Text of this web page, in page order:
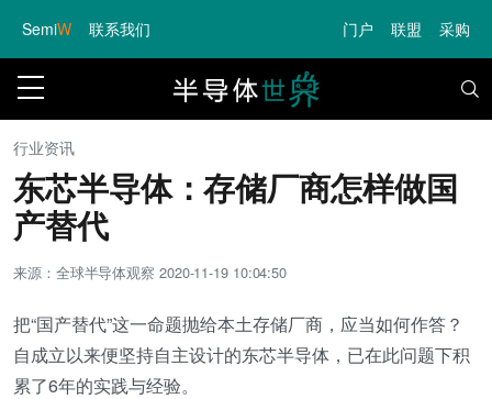
SemiW 联系我们 门户 联盟 采购
行业资讯
东芯半导体：存储厂商怎样做国
产替代
来源：全球半导体观察 2020-11-19 10:04:50
把“国产替代”这一命题抛给本土存储厂商，应当如何作答？
自成立以来便坚持自主设计的东芯半导体，已在此问题下积
累了6年的实践与经验。